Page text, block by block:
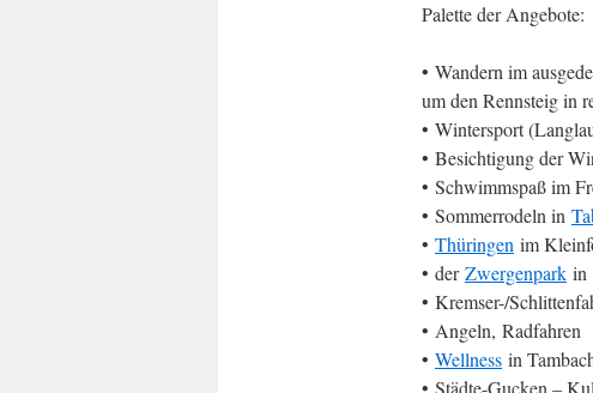
Palette der Angebote:
• Wandern im
um den Rennsteig in
• Wintersport
• Besichtigung der
• Schwimmspaß im
• Sommerrodeln in
• Thüringen im
• derZwergenpark in
• Kremser-/
• Angeln, Radfahren
• Wellness in
• Städte-Gucken –